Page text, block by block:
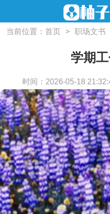
当前位置：首页 > 职场文书
学期
时间：2026-05-18